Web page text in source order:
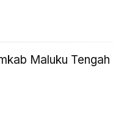
Maluku Tengah